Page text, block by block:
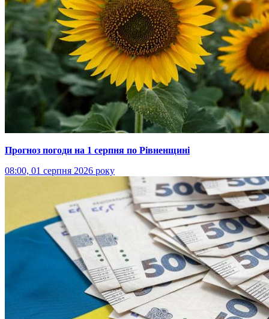
Прогноз погоди на 1 серпня по Рівненщині
08:00, 01 серпня 2026 року